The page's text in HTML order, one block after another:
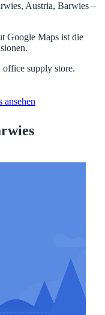
Austria, Barwies –
Google Maps ist die
supply store.